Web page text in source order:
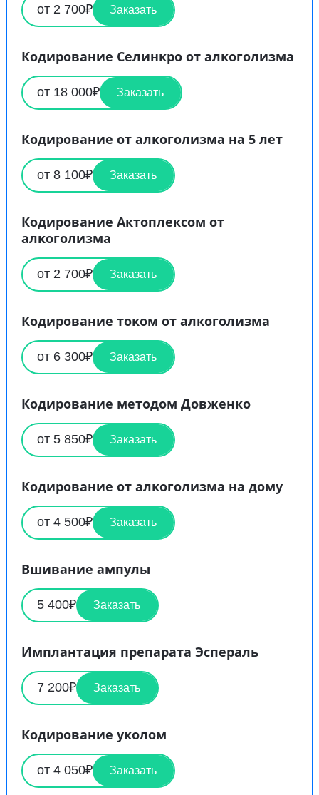
от 2 700₽ Заказать
Кодирование Селинкро от алкоголизма
от 18 000₽ Заказать
Кодирование от алкоголизма на 5 лет
от 8 100₽ Заказать
Кодирование Актоплексом от
алкоголизма
от 2 700₽ Заказать
Кодирование током от алкоголизма
от 6 300₽ Заказать
Кодирование методом Довженко
от 5 850₽ Заказать
Кодирование от алкоголизма на дому
от 4 500₽ Заказать
Вшивание ампулы
5 400₽ Заказать
Имплантация препарата Эспераль
7 200₽ Заказать
Кодирование уколом
от 4 050₽ Заказать